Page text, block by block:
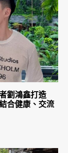
劉鴻鑫打造
合健康、交流